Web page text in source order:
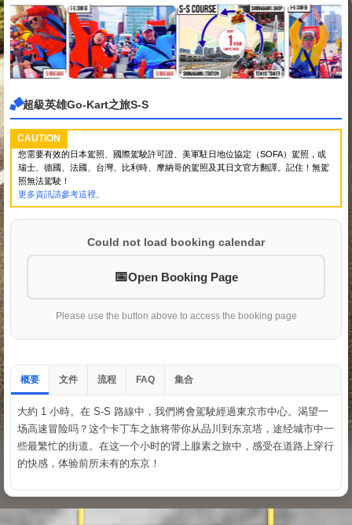
超級英雄Go-Kart之旅S-S
CAUTION
您需要有效的日本駕照、國際駕駛許可證、美軍駐日地位協定（SOFA）駕照，或
瑞士、德國、法國、台灣、比利時、摩納哥的駕照及其日文官方翻譯。記住！無駕
照無法駕駛！
更多資訊請參考這裡。
Could not load booking calendar
Open Booking Page
Please use the button above to access the booking page
概要 文件 流程 FAQ 集合
大約 1 小時。在 S-S 路線中，我們將會駕駛經過東京市中心。渴望一
场高速冒险吗？这个卡丁车之旅将带你从品川到东京塔，途经城市中一
些最繁忙的街道。在这一个小时的肾上腺素之旅中，感受在道路上穿行
的快感，体验前所未有的东京！